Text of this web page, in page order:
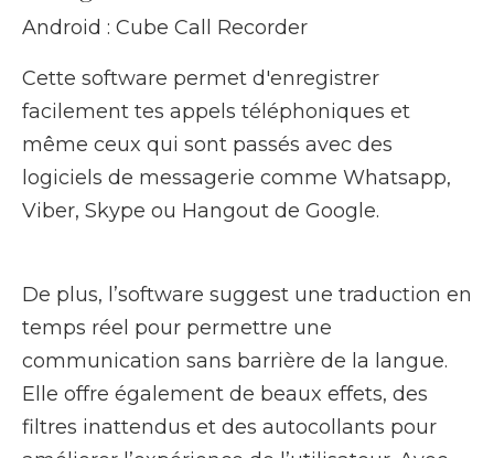
Android : Cube Call Recorder
Cette software permet d'enregistrer
facilement tes appels téléphoniques et
même ceux qui sont passés avec des
logiciels de messagerie comme Whatsapp,
Viber, Skype ou Hangout de Google.
De plus, l’software suggest une traduction en
temps réel pour permettre une
communication sans barrière de la langue.
Elle offre également de beaux effets, des
filtres inattendus et des autocollants pour